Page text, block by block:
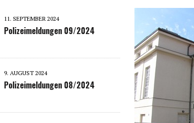
11. SEPTEMBER 2024
Polizeimeldungen 09/2024
9. AUGUST 2024
Polizeimeldungen 08/2024